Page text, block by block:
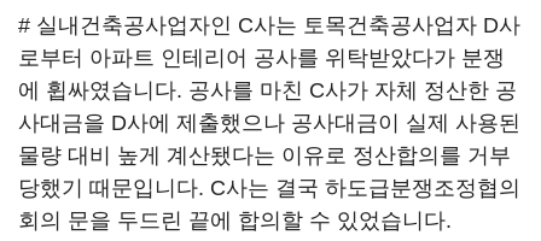
# 실내건축공사업자인 C사는 토목건축공사업자 D사
로부터 아파트 인테리어 공사를 위탁받았다가 분쟁
에 휩싸였습니다. 공사를 마친 C사가 자체 정산한 공
사대금을 D사에 제출했으나 공사대금이 실제 사용된
물량 대비 높게 계산됐다는 이유로 정산합의를 거부
당했기 때문입니다. C사는 결국 하도급분쟁조정협의
회의 문을 두드린 끝에 합의할 수 있었습니다.